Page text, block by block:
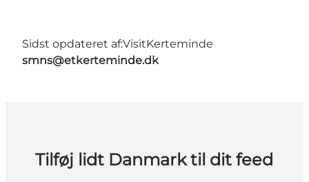
Sidst opdateret af:VisitKerteminde
smns@etkerteminde.dk
Tilføj lidt Danmark til dit feed